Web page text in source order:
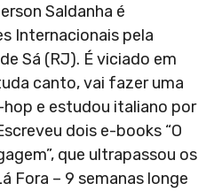
Saldanha é
Internacionais pela
Sá (RJ). É viciado em
canto, vai fazer uma
e estudou italiano por
dois e-books “O
que ultrapassou os
Fora – 9 semanas longe